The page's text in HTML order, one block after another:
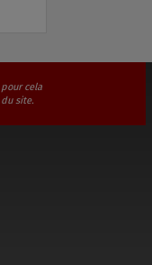
cela
site.